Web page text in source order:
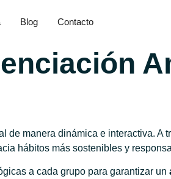
Blog Contacto
de manera dinámica e interactiva. A
hábitos más sostenibles y
a cada grupo para garantizar un